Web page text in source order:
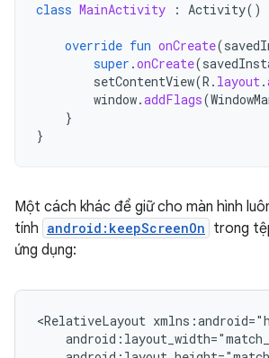
class MainActivity : Activity()
override fun onCreate(
super .onCreate(
setContentView(R . layout.
window.addFlags(
}
}
Một cách khác để giữ cho màn hình
tính android:keepScreenOn trong
ứng dụng:
<RelativeLayout